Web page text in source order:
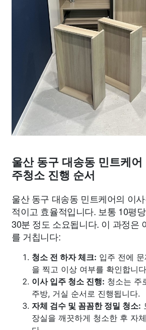
울산 동구 대송동 민트케어
주청소 진행 순서
울산 동구 대송동 민트케어의 이
적이고 효율적입니다. 보통 10평
30분 정도 소요됩니다. 이 과정은
를 거칩니다:
청소 전 하자 체크: 입주 전에
을 찍고 이상 여부를 확인합니
이사 입주 청소 진행: 청소는 주
주방, 거실 순서로 진행됩니다.
자체 검수 및 꼼꼼한 정밀 청소:
장실을 깨끗하게 청소한 후 자